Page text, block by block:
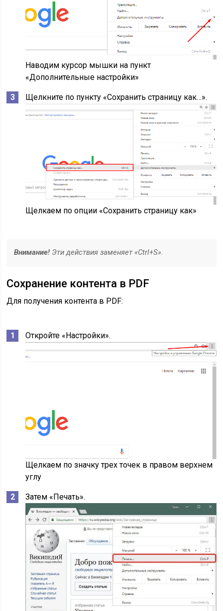
Наводим курсор мышки на пункт
«Дополнительные настройки»
Щелкните по пункту «Сохранить страницу как…».
Щелкаем по опции «Сохранить страницу как»
Внимание! Эти действия заменяет «Ctrl+S».
Сохранение контента в PDF
Для получения контента в PDF:
Откройте «Настройки».
Щелкаем по значку трех точек в правом верхнем
углу
Затем «Печать».